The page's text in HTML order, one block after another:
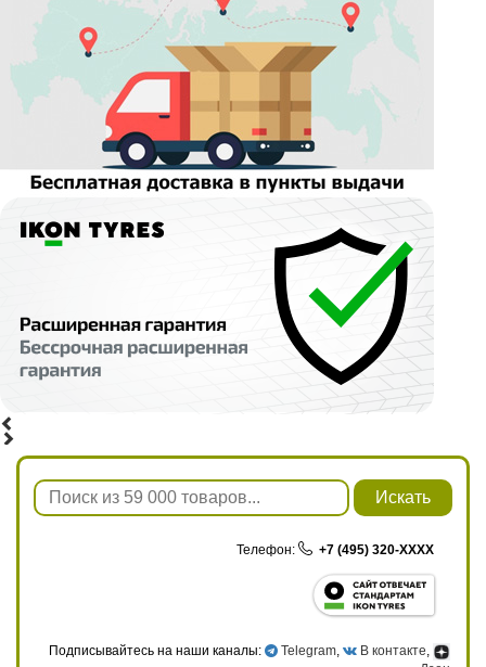
Искать
Телефон: +7 (495) 320-XXXX
Подписывайтесь на наши каналы: Telegram, В контакте,